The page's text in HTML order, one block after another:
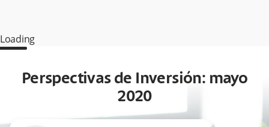
Loading
Perspectivas de Inversión: mayo
2020